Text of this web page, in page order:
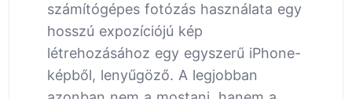
számítógépes fotózás használata egy
hosszú expozíciójú kép
létrehozásához egy egyszerű iPhone-
képből, lenyűgöző. A legjobban